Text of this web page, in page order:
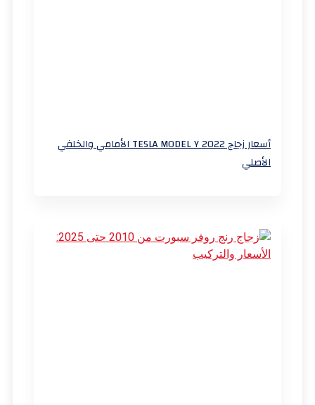
أسعار زجاج TESLA MODEL Y 2022 الأمامي والخلفي
الأصلي